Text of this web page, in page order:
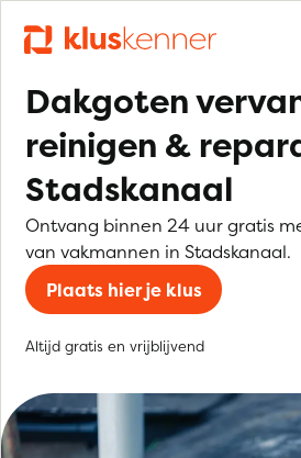
Dakgoten
reinigen &
Stadskanaal
Ontvang binnen 24 uur gratis
van vakmannen in Stadskanaal.
Plaats hier je klus
Altijd gratis en vrijblijvend